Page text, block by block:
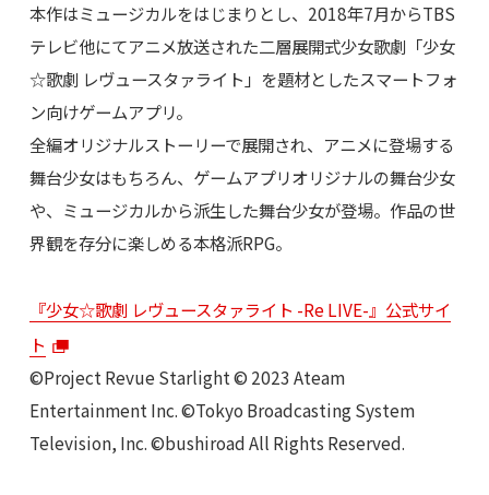
本作はミュージカルをはじまりとし、2018年7月からTBS
テレビ他にてアニメ放送された二層展開式少女歌劇「少女
☆歌劇 レヴュースタァライト」を題材としたスマートフォ
ン向けゲームアプリ。
全編オリジナルストーリーで展開され、アニメに登場する
舞台少女はもちろん、ゲームアプリオリジナルの舞台少女
や、ミュージカルから派生した舞台少女が登場。作品の世
界観を存分に楽しめる本格派RPG。
『少女☆歌劇 レヴュースタァライト -Re LIVE-』公式サイ
ト
©Project Revue Starlight © 2023 Ateam
Entertainment Inc. ©Tokyo Broadcasting System
Television, Inc. ©bushiroad All Rights Reserved.